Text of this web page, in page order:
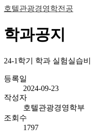
호텔관광경영학전공
학과공지
24-1학기 학과 실험실습
등록일
2024-09-23
작성자
호텔관광경영학부
조회수
1797